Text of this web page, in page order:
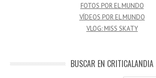
FOTOS POR EL MUNDO
VÍDEOS POR EL MUNDO
VLOG: MISS SKATY
BUSCAR EN CRITICALANDIA